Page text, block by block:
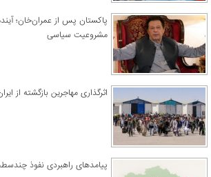
پاکستان پس از عمران‌خان؛
مشروعیت سیاسی
اثرگذاری مهاجرین بازگشته از
پیامدهای راهبردی نفوذ